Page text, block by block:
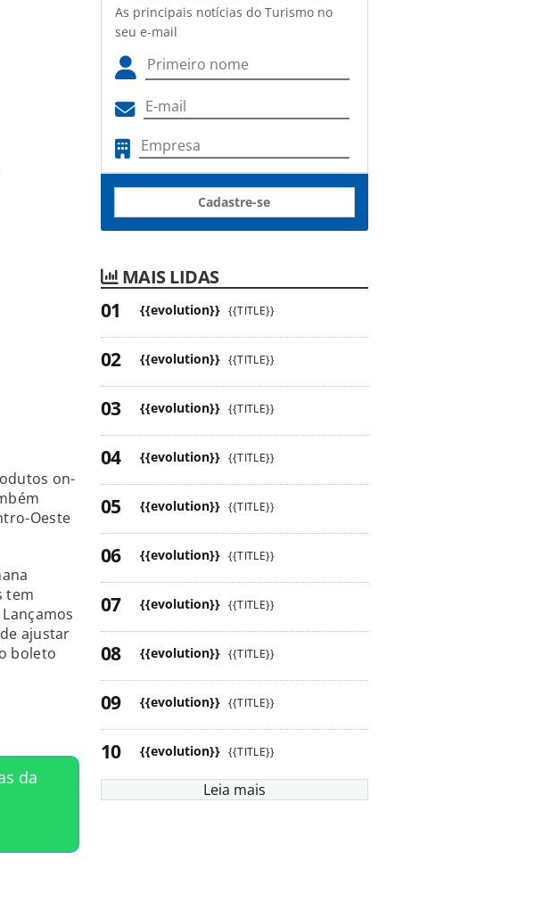
on-
Oeste
tem
ajustar
boleto
da
As principais notícias do Turismo no
seu e-mail
Cadastre-se
MAIS LIDAS
{{evolution}} {{TITLE}}
{{evolution}} {{TITLE}}
{{evolution}} {{TITLE}}
{{evolution}} {{TITLE}}
{{evolution}} {{TITLE}}
{{evolution}} {{TITLE}}
{{evolution}} {{TITLE}}
{{evolution}} {{TITLE}}
{{evolution}} {{TITLE}}
{{evolution}} {{TITLE}}
Leia mais